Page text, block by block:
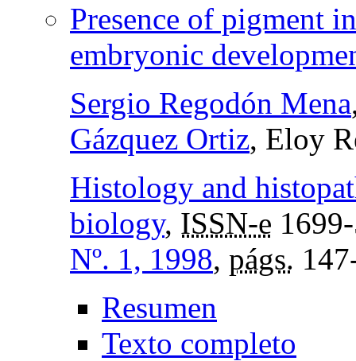
Presence of pigment
embryonic
Sergio Regodón Mena
Gázquez Ortiz, Eloy
Histology and
biology, ISSN-e
Nº. 1, 1998, págs.
Resumen
Texto completo